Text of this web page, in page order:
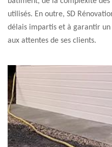
utilisés. En outre, SD
délais impartis et à garantir
aux attentes de ses clients.